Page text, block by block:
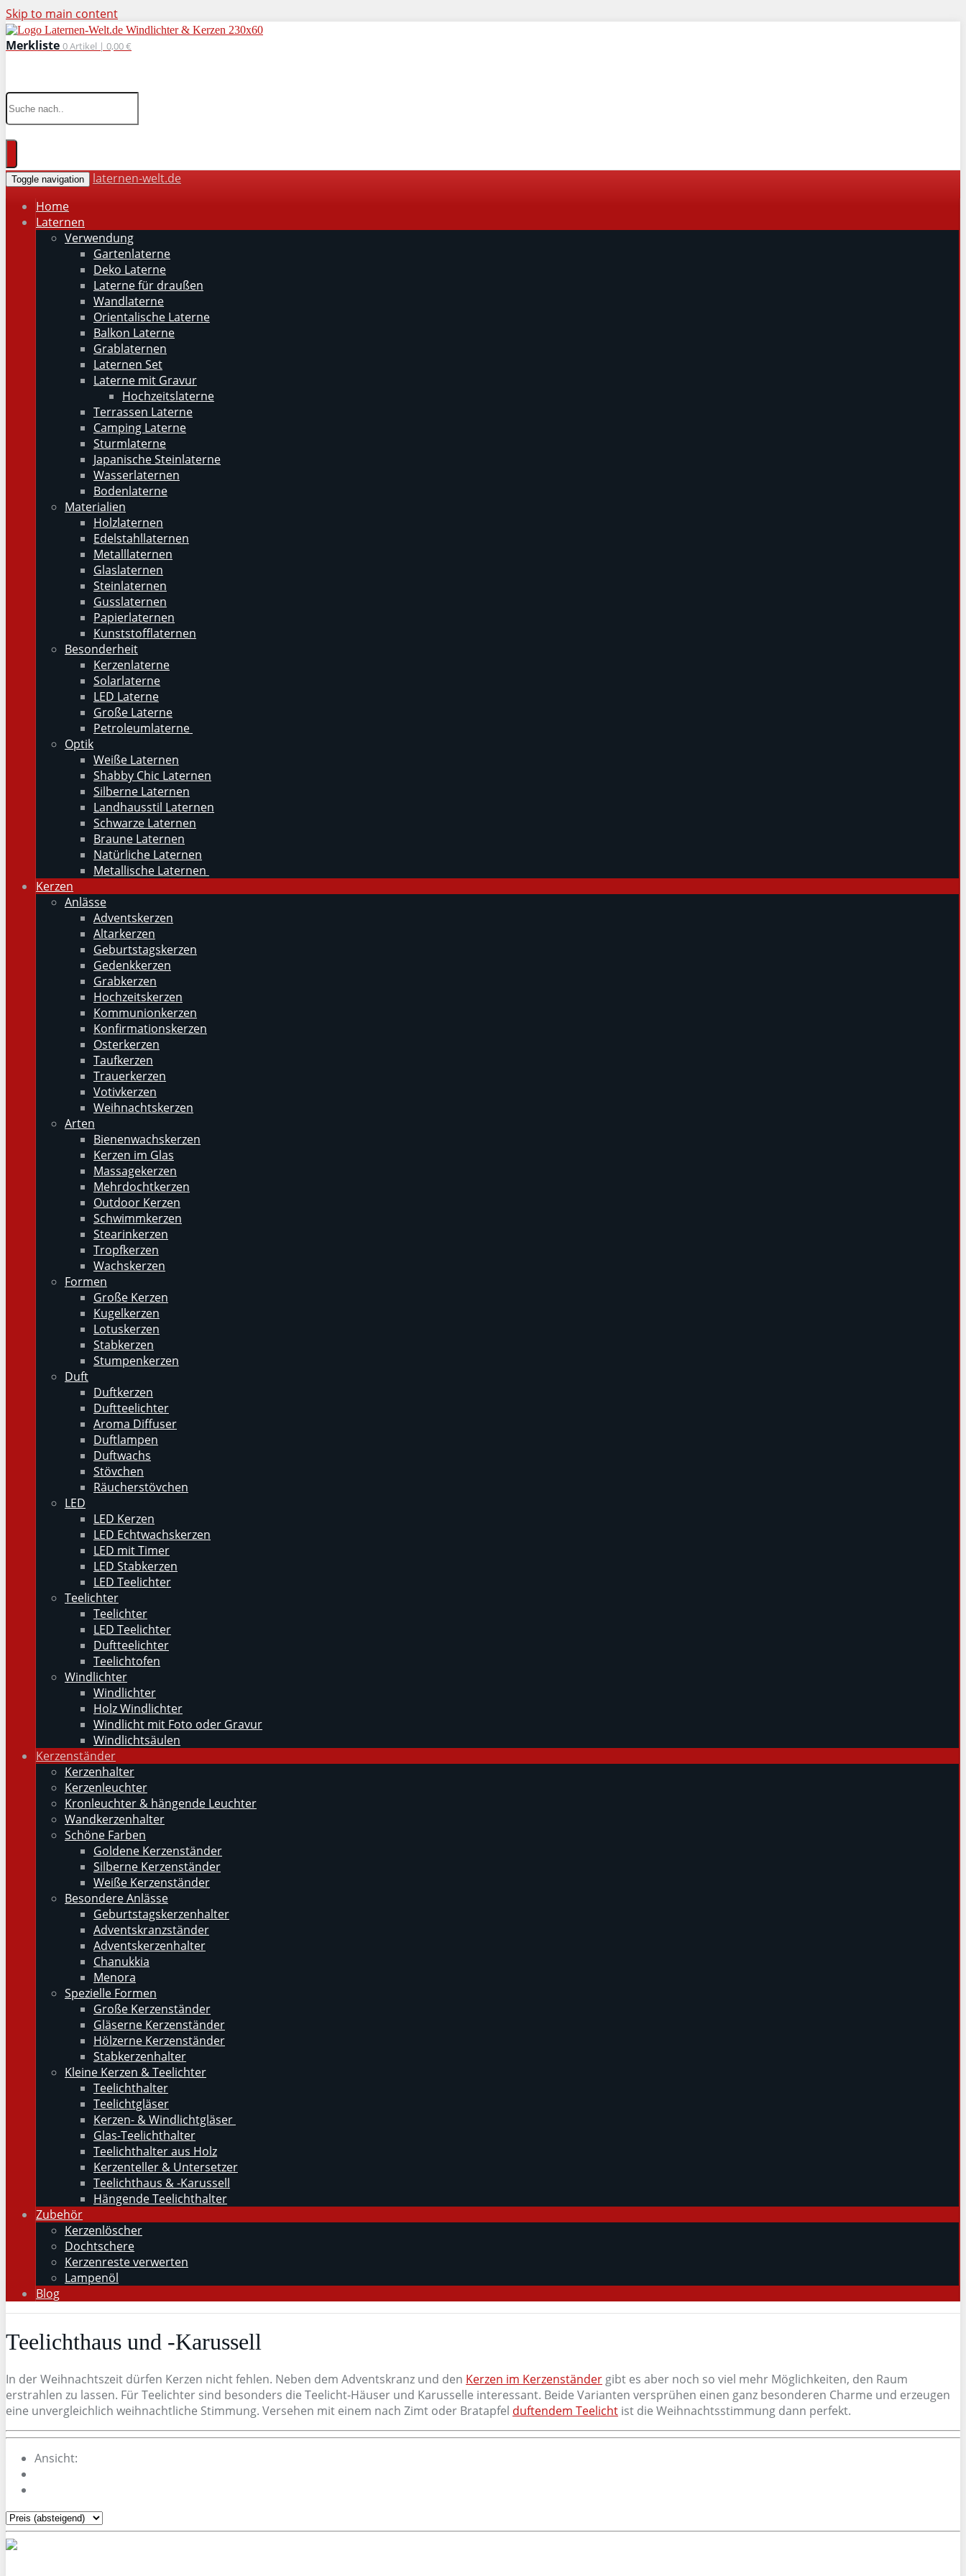
Skip to main content
Merkliste 0Artikel | 0,00 €
Toggle navigation
laternen-welt.de
Home
Laternen
Verwendung
Gartenlaterne
Deko Laterne
Laterne für draußen
Wandlaterne
Orientalische Laterne
Balkon Laterne
Grablaternen
Laternen Set
Laterne mit Gravur
Hochzeitslaterne
Terrassen Laterne
Camping Laterne
Sturmlaterne
Japanische Steinlaterne
Wasserlaternen
Bodenlaterne
Materialien
Holzlaternen
Edelstahllaternen
Metalllaternen
Glaslaternen
Steinlaternen
Gusslaternen
Papierlaternen
Kunststofflaternen
Besonderheit
Kerzenlaterne
Solarlaterne
LED Laterne
Große Laterne
Petroleumlaterne
Optik
Weiße Laternen
Shabby Chic Laternen
Silberne Laternen
Landhausstil Laternen
Schwarze Laternen
Braune Laternen
Natürliche Laternen
Metallische Laternen
Kerzen
Anlässe
Adventskerzen
Altarkerzen
Geburtstagskerzen
Gedenkkerzen
Grabkerzen
Hochzeitskerzen
Kommunionkerzen
Konfirmationskerzen
Osterkerzen
Taufkerzen
Trauerkerzen
Votivkerzen
Weihnachtskerzen
Arten
Bienenwachskerzen
Kerzen im Glas
Massagekerzen
Mehrdochtkerzen
Outdoor Kerzen
Schwimmkerzen
Stearinkerzen
Tropfkerzen
Wachskerzen
Formen
Große Kerzen
Kugelkerzen
Lotuskerzen
Stabkerzen
Stumpenkerzen
Duft
Duftkerzen
Duftteelichter
Aroma Diffuser
Duftlampen
Duftwachs
Stövchen
Räucherstövchen
LED
LED Kerzen
LED Echtwachskerzen
LED mit Timer
LED Stabkerzen
LED Teelichter
Teelichter
Teelichter
LED Teelichter
Duftteelichter
Teelichtofen
Windlichter
Windlichter
Holz Windlichter
Windlicht mit Foto oder Gravur
Windlichtsäulen
Kerzenständer
Kerzenhalter
Kerzenleuchter
Kronleuchter & hängende Leuchter
Wandkerzenhalter
Schöne Farben
Goldene Kerzenständer
Silberne Kerzenständer
Weiße Kerzenständer
Besondere Anlässe
Geburtstagskerzenhalter
Adventskranzständer
Adventskerzenhalter
Chanukkia
Menora
Spezielle Formen
Große Kerzenständer
Gläserne Kerzenständer
Hölzerne Kerzenständer
Stabkerzenhalter
Kleine Kerzen & Teelichter
Teelichthalter
Teelichtgläser
Kerzen- & Windlichtgläser
Glas-Teelichthalter
Teelichthalter aus Holz
Kerzenteller & Untersetzer
Teelichthaus & -Karussell
Hängende Teelichthalter
Zubehör
Kerzenlöscher
Dochtschere
Kerzenreste verwerten
Lampenöl
Blog
Teelichthaus und -Karussell
In der Weihnachtszeit dürfen Kerzen nicht fehlen. Neben dem Adventskranz und den Kerzen im Kerzenständer gibt es aber noch so viel mehr Möglichkeiten, den Raum
erstrahlen zu lassen. Für Teelichter sind besonders die Teelicht-Häuser und Karusselle interessant. Beide Varianten versprühen einen ganz besonderen Charme und erzeugen
eine unvergleichlich weihnachtliche Stimmung. Versehen mit einem nach Zimt oder Bratapfel duftendem Teelicht ist die Weihnachtsstimmung dann perfekt.
Ansicht: